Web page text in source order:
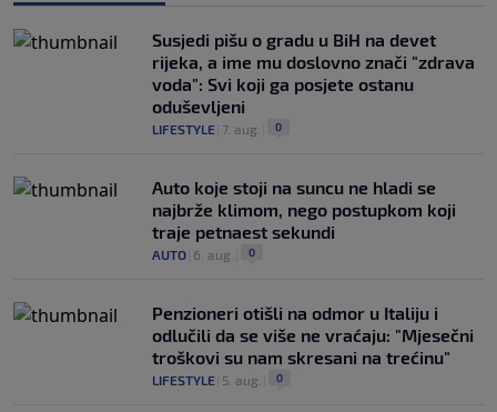
Susjedi pišu o gradu u BiH na devet
rijeka, a ime mu doslovno znači "zdrava
voda": Svi koji ga posjete ostanu
oduševljeni
LIFESTYLE 7. aug. 0
Auto koje stoji na suncu ne hladi se
najbrže klimom, nego postupkom koji
traje petnaest sekundi
AUTO 6. aug. 0
Penzioneri otišli na odmor u Italiju i
odlučili da se više ne vraćaju: "Mjesečni
troškovi su nam skresani na trećinu"
LIFESTYLE 5. aug. 0